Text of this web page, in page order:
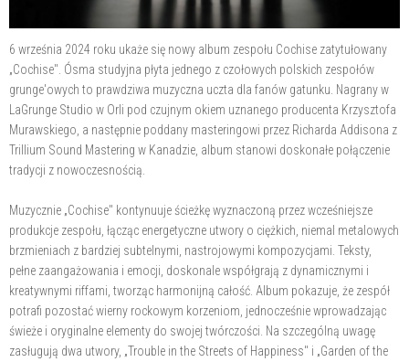
6 września 2024 roku ukaże się nowy album zespołu Cochise zatytułowany
„Cochise". Ósma studyjna płyta jednego z czołowych polskich zespołów
grunge'owych to prawdziwa muzyczna uczta dla fanów gatunku. Nagrany w
LaGrunge Studio w Orli pod czujnym okiem uznanego producenta Krzysztofa
Murawskiego, a następnie poddany masteringowi przez Richarda Addisona z
Trillium Sound Mastering w Kanadzie, album stanowi doskonałe połączenie
tradycji z nowoczesnością.
Muzycznie „Cochise" kontynuuje ścieżkę wyznaczoną przez wcześniejsze
produkcje zespołu, łącząc energetyczne utwory o ciężkich, niemal metalowych
brzmieniach z bardziej subtelnymi, nastrojowymi kompozycjami. Teksty,
pełne zaangażowania i emocji, doskonale współgrają z dynamicznymi i
kreatywnymi riffami, tworząc harmonijną całość. Album pokazuje, że zespół
potrafi pozostać wierny rockowym korzeniom, jednocześnie wprowadzając
świeże i oryginalne elementy do swojej twórczości. Na szczególną uwagę
zasługują dwa utwory, „Trouble in the Streets of Happiness" i „Garden of the